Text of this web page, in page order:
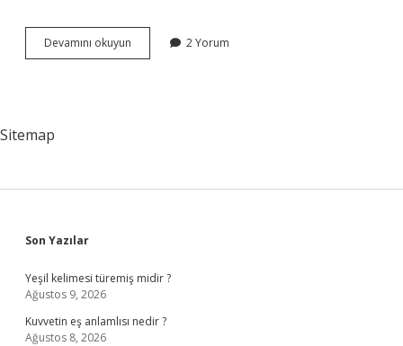
Devamını okuyun Türkiyede
Çok
2 Yorum
Sitemap
Sidebar
Son Yazılar
Yeşil kelimesi türemiş midir ?
Ağustos 9, 2026
Kuvvetin eş anlamlısı nedir ?
Ağustos 8, 2026